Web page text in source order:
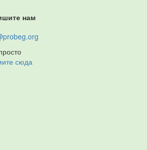
нам
сюда